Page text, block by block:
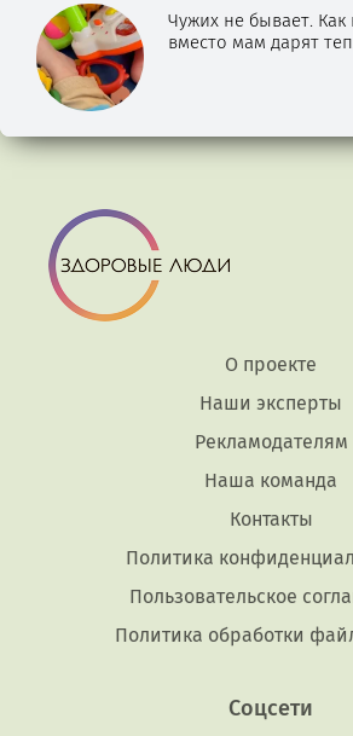
Чужих не бывает. Как
вместо мам дарят
О проекте
Наши эксперты
Рекламодателям
Наша команда
Контакты
Политика
Пользовательское
Политика обработки
Соцсети